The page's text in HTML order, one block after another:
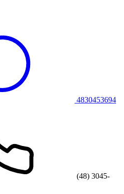
4830453694
(48) 3045-